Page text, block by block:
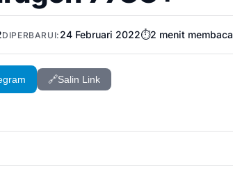
DIPERBARUI: 24 Februari 2022⏱️2 menit membaca
🔗Salin Link